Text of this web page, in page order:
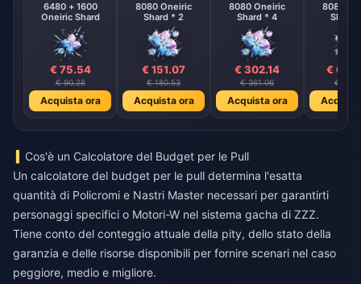
6480 + 1600
Oneiric Shard
€ 75.54
€ 90.26
Acquista ora
8080 Oneiric
Shard * 2
€ 151.07
€ 180.53
Acquista ora
8080 Oneiric
Shard * 4
€ 302.14
€ 361.06
Acquista ora
8080
Shard
€
€
Cos'è un Calcolatore del Budget per le Pull
Un calcolatore del budget per le pull determina l'esatta
quantità di Policromi e Nastri Master necessari per garantirti
personaggi specifici o Motori-W nel sistema gacha di ZZZ.
Tiene conto del conteggio attuale della pity, dello stato della
garanzia e delle risorse disponibili per fornire scenari nel caso
peggiore, medio e migliore.